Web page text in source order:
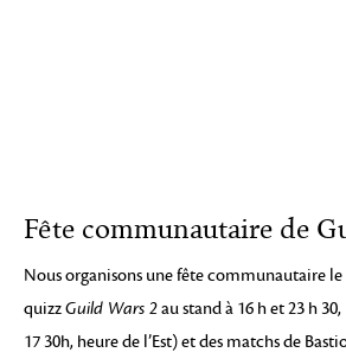
Fête communautaire de
Nous organisons une fête communautaire le
quizzGuild Wars 2au stand à 16 h et 23 h
17 30h, heure de l’Est) et des matchs de